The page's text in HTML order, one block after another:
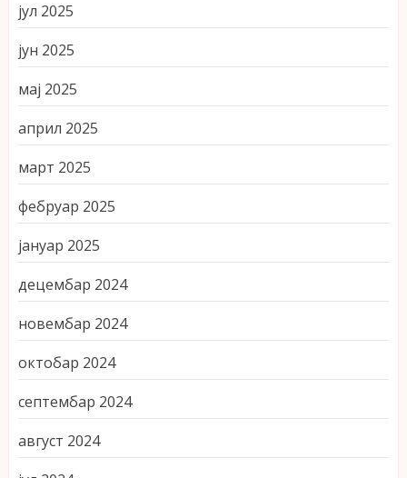
јул 2025
јун 2025
мај 2025
април 2025
март 2025
фебруар 2025
јануар 2025
децембар 2024
новембар 2024
октобар 2024
септембар 2024
август 2024